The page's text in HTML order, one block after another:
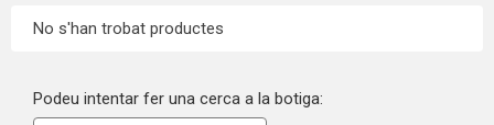
No s'han trobat productes
Podeu intentar fer una cerca a la botiga: